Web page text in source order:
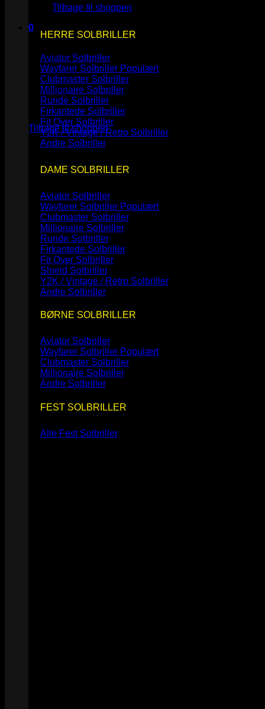
Tilbage til shoppen
0
Kurv
Ingen varer i kurven.
Tilbage til shoppen
HERRE SOLBRILLER
Aviator Solbriller
Wayfarer Solbriller
Clubmaster Solbriller
Millionaire Solbriller
Runde Solbriller
Firkantede Solbriller
Fit Over Solbriller
Y2K / Vintage / Retro Solbriller
Andre Solbriller
DAME SOLBRILLER
Aviator Solbriller
Wayfarer Solbriller
Clubmaster Solbriller
Millionaire Solbriller
Runde Solbriller
Firkantede Solbriller
Fit Over Solbriller
Shield Solbriller
Y2K / Vintage / Retro Solbriller
Andre Solbriller
BØRNE SOLBRILLER
Aviator Solbriller
Wayfarer Solbriller
Clubmaster Solbriller
Millionaire Solbriller
Andre Solbriller
FEST SOLBRILLER
Alle Fest Solbriller